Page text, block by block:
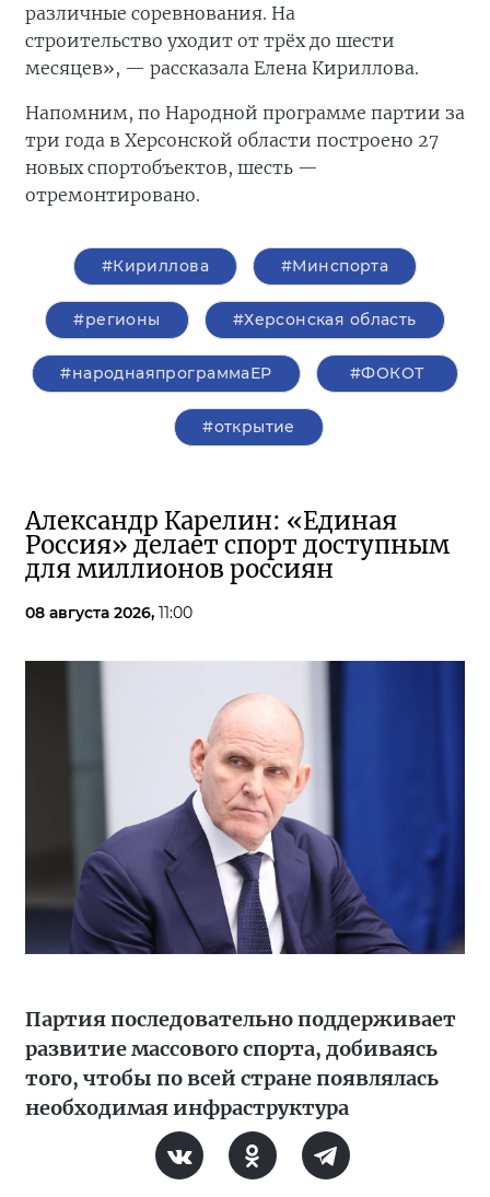
различные соревнования. На
строительство уходит от трёх до шести
месяцев», — рассказала Елена Кириллова.
Напомним, по Народной программе партии за
три года в Херсонской области построено 27
новых спортобъектов, шесть —
отремонтировано.
#Кириллова #Минспорта
#регионы #Херсонская область
#народнаяпрограммаЕР #ФОКОТ
#открытие
Александр Карелин: «Единая
Россия» делает спорт доступным
для миллионов россиян
08 августа 2026, 11:00
Партия последовательно поддерживает
развитие массового спорта, добиваясь
того, чтобы по всей стране появлялась
необходимая инфраструктура